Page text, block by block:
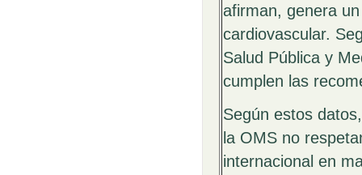
afirman, genera
cardiovascular.
Salud Pública y
cumplen las
Según estos
la OMS no
internacional en